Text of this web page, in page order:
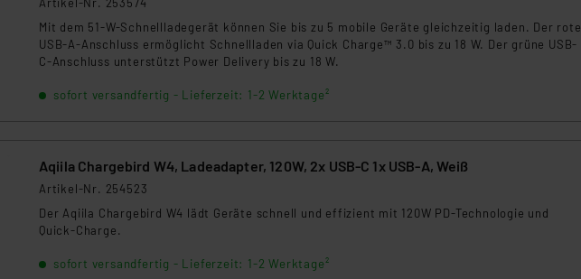
Mit dem 51-W-Schnellladegerät können Sie bis zu 5 mobile Geräte gleichzeitig laden. Der rote
USB-A-Anschluss ermöglicht Schnellladen via Quick Charge™ 3.0 bis zu 18 W. Der grüne USB-
C-Anschluss unterstützt Power Delivery bis zu 18 W.
sofort versandfertig - Lieferzeit: 1-2 Werktage²
Aqiila Chargebird W4, Ladeadapter, 120W, 2x USB-C 1x USB-A, Weiß
Artikel-Nr. 254523
Der Aqiila Chargebird W4 lädt Geräte schnell und effizient mit 120W PD-Technologie und
Quick-Charge.
sofort versandfertig - Lieferzeit: 1-2 Werktage²